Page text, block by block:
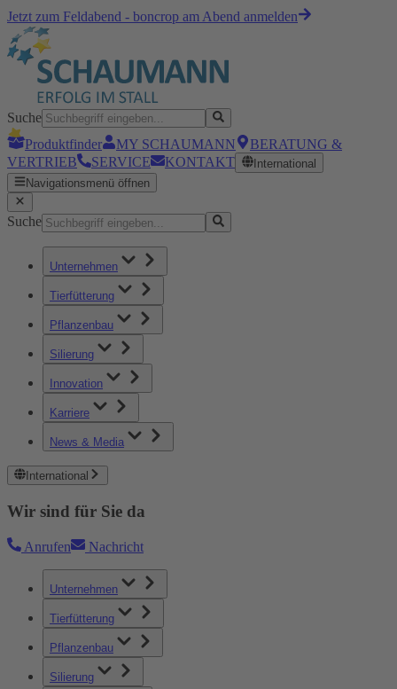
Jetzt zum Feldabend - boncrop am Abend anmelden
Suche
Produktfinder
MY SCHAUMANN
BERATUNG &
VERTRIEB
SERVICE KONTAKT
International
Navigationsmenü öffnen
Suche
Unternehmen
Tierfütterung
Pflanzenbau
Silierung
Innovation
Karriere
News & Media
International
Wir sind für Sie da
Anrufen Nachricht
Unternehmen
Tierfütterung
Pflanzenbau
Silierung